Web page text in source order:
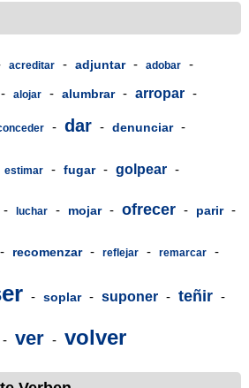
acreditar - adjuntar - adobar
-
- alojar - alumbrar - arropar -
- dar - denunciar -
estimar - fugar - golpear -
- luchar - mojar - ofrecer - parir -
- recomenzar - reflejar - remarcar -
- soplar - suponer - teñir -
- ver - volver